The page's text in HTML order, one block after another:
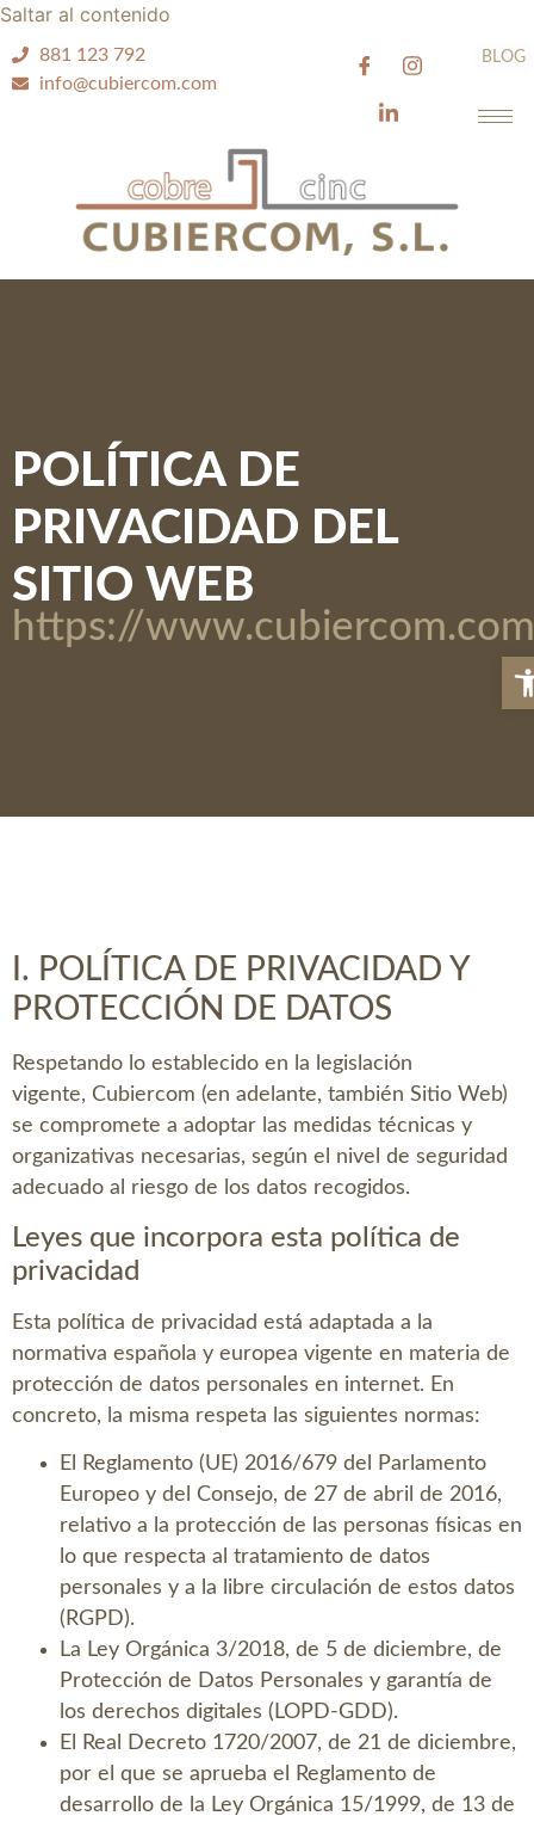
Saltar al contenido
881 123 792
info@cubiercom.com
BLOG
POLÍTICA DE
PRIVACIDAD DEL
SITIO WEB
https://
I. POLÍTICA DE PRIVACIDAD Y
PROTECCIÓN DE DATOS
Respetando lo establecido en la legislación
vigente, Cubiercom (en adelante, también Sitio Web)
se compromete a adoptar las medidas técnicas y
organizativas necesarias, según el nivel de seguridad
adecuado al riesgo de los datos recogidos.
Leyes que incorpora esta política de
privacidad
Esta política de privacidad está adaptada a la
normativa española y europea vigente en materia de
protección de datos personales en internet. En
concreto, la misma respeta las siguientes normas:
El Reglamento (UE) 2016/679 del Parlamento
Europeo y del Consejo, de 27 de abril de 2016,
relativo a la protección de las personas físicas en
lo que respecta al tratamiento de datos
personales y a la libre circulación de estos datos
(RGPD).
La Ley Orgánica 3/2018, de 5 de diciembre, de
Protección de Datos Personales y garantía de
los derechos digitales (LOPD-GDD).
El Real Decreto 1720/2007, de 21 de diciembre,
por el que se aprueba el Reglamento de
desarrollo de la Ley Orgánica 15/1999, de 13 de